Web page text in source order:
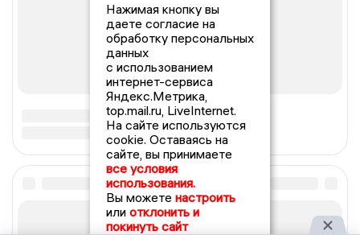
Нажимая кнопку вы
даете согласие на
обработку персональных
данных
с использованием
интернет-сервиса
Яндекс.Метрика,
top.mail.ru, LiveInternet.
На сайте используются
cookie. Оставаясь на
сайте, вы принимаете
все условия
использования.
Вы можете настроить
или отклонить и
покинуть сайт